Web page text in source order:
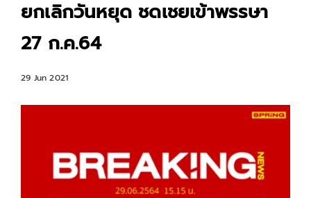
ยกเลิกวันหยุด ชดเชยเข้าพรรษา
27 ก.ค.64
29 Jun 2021